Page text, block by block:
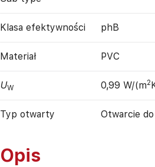
Klasa efektywności phB
Materiał PVC
UW 0,99 W/(m2
Typ otwarty Otwarcie
Opis